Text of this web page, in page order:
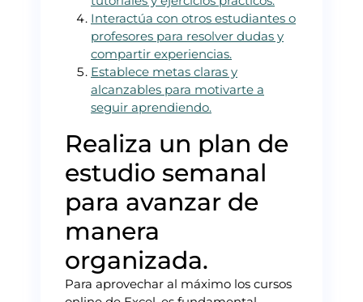
Interactúa con otros estudiantes o
profesores para resolver dudas y
compartir experiencias.
Establece metas claras y
alcanzables para motivarte a
seguir aprendiendo.
Realiza un plan de
estudio semanal
para avanzar de
manera
organizada.
Para aprovechar al máximo los cursos